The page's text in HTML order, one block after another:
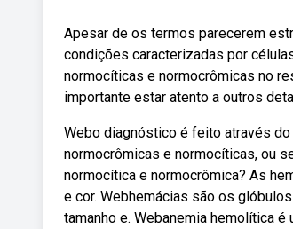
Apesar de os termos parecerem
condições caracterizadas por
normocíticas e normocrômicas no
importante estar atento a outros
Webo diagnóstico é feito através do
normocrômicas e normocíticas, ou
normocítica e normocrômica? As
e cor. Webhemácias são os
tamanho e. Webanemia hemolítica